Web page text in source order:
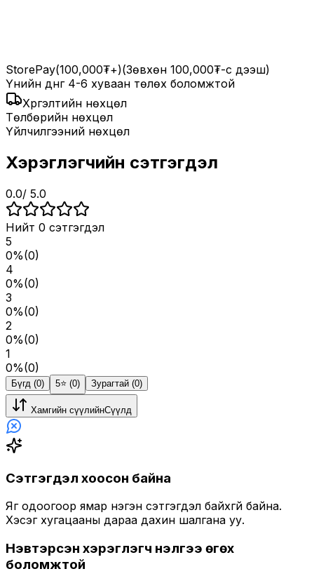
StorePay(100,000₮+)(Зөвхөн 100,000₮-с дээш)
Үнийн дүнг 4-6 хуваан төлөх боломжтой
Хүргэлтийн нөхцөл
Төлбөрийн нөхцөл
Үйлчилгээний нөхцөл
Хэрэглэгчийн сэтгэгдэл
0.0/ 5.0
Нийт 0 сэтгэгдэл
5
0%(0)
4
0%(0)
3
0%(0)
2
0%(0)
1
0%(0)
Бүгд (0) 5⭐️ (0) Зурагтай (0)
Хамгийн сүүлийнСүүлд
Сэтгэгдэл хоосон байна
Яг одоогоор ямар нэгэн сэтгэгдэл байхгүй байна.
Хэсэг хугацааны дараа дахин шалгана уу.
Нэвтэрсэн хэрэглэгч үнэлгээ өгөх
боломжтой